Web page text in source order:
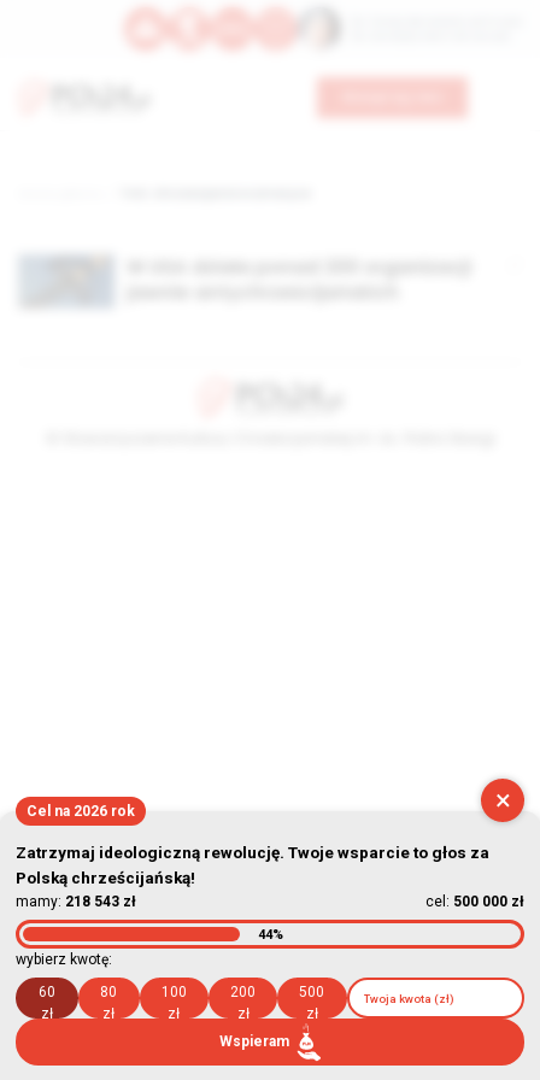
×
Cel na 2026 rok
Zatrzymaj ideologiczną rewolucję. Twoje wsparcie to głos za
Polską chrześcijańską!
mamy: 218 543 zł cel: 500 000 zł
44%
wybierz kwotę:
60
zł
80
zł
100
zł
200
zł
500
zł
Wspieram